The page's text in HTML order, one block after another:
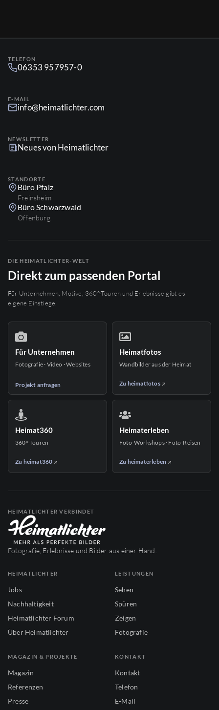
TELEFON
06353 957957-0
E-MAIL
info@heimatlichter.com
NEWSLETTER
Neues von Heimatlichter
STANDORTE
Büro Pfalz
Freinsheim
Büro Schwarzwald
Offenburg
DIE HEIMATLICHTER-WELT
Direkt zum passenden Portal
Für Unternehmen, Motive, 360°-Touren und Erlebnisse gibt es
eigene Einstiege.
Für Unternehmen
Fotografie · Video · Websites
Projekt anfragen
Heimatfotos
Wandbilder aus der Heimat
Zu heimatfotos
Heimat360
360°-Touren
Zu heimat360
Heimaterleben
Foto-Workshops · Foto-Reisen
Zu heimaterleben
HEIMATLICHTER VERBINDET
Fotografie, Erlebnisse und Bilder aus einer Hand.
HEIMATLICHTER
Jobs
Nachhaltigkeit
Heimatlichter Forum
Über Heimatlichter
LEISTUNGEN
Sehen
Spüren
Zeigen
Fotografie
MAGAZIN & PROJEKTE
Magazin
Referenzen
Presse
KONTAKT
Kontakt
Telefon
E-Mail